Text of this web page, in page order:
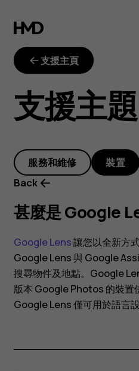
甚
麼
是
Google
Lens？
支援主頁
支援主題
服務和維修 裝置
Back
甚麼是 Google
Google Lens讓您以全新方
Google Lens 與 Google
搜尋物件及地點。Google
版本 Google Photos 的裝置
Google Lens 僅可用於語言